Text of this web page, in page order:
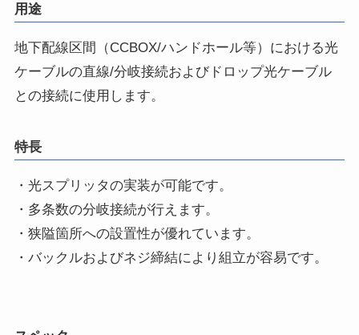
用途
地下配線区間（CCBOX/ハンドホール等）における光
ケーブルの直線/分岐接続およびドロップ光ケーブル
との接続に使用します。
特長
・光スプリッタの実装が可能です。
・多条数の分岐接続が行えます。
・狭隘箇所への設置性が優れています。
・バックルおよびネジ締結により組立が容易です。